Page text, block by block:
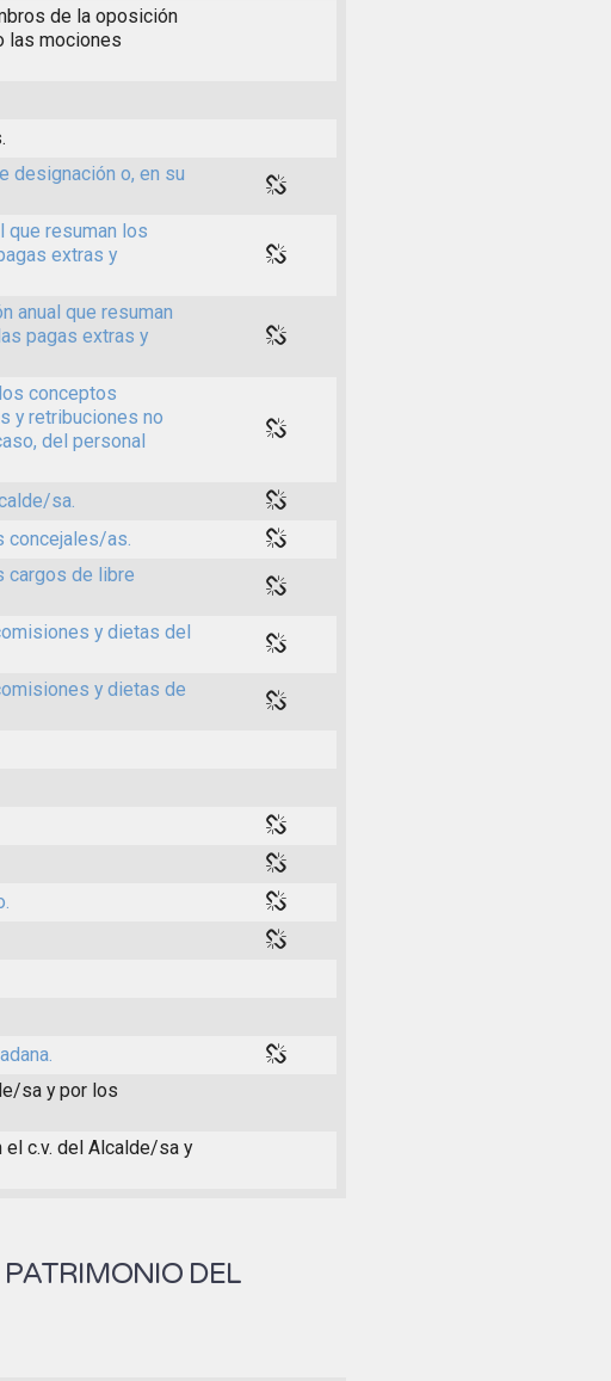
de la oposición
las mociones
designación o, en su
que resuman los
extras y
anual que resuman
pagas extras y
conceptos
y retribuciones no
del personal
sa.
concejales/as.
cargos de libre
y dietas del
y dietas de
sa y por los
c.v. del Alcalde/sa y
DEL